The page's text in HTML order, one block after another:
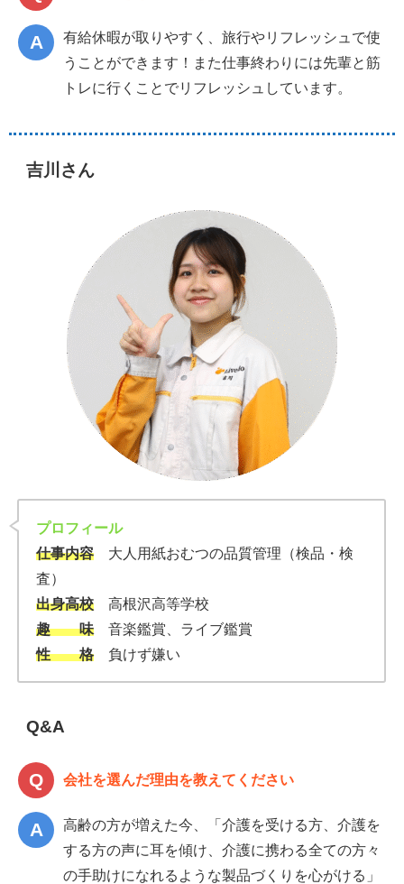
有給休暇が取りやすく、旅行やリフレッシュで使
うことができます！また仕事終わりには先輩と筋
トレに行くことでリフレッシュしています。
吉川さん
プロフィール
仕事内容
大人用紙おむつの品質管理（検品・検
査）
出身高校
高根沢高等学校
趣 味
音楽鑑賞、ライブ鑑賞
性 格
負けず嫌い
Q&A
会社を選んだ理由を教えてください
高齢の方が増えた今、「介護を受ける方、介護を
する方の声に耳を傾け、介護に携わる全ての方々
の手助けになれるような製品づくりを心がける」